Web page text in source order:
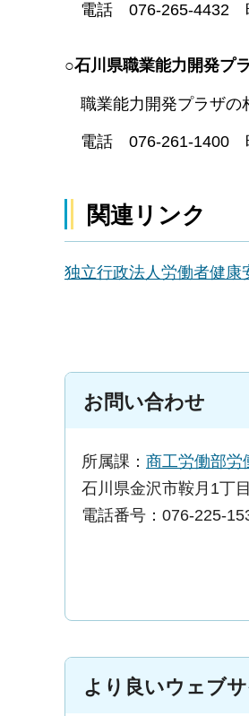
電話 076-265-4432 時
○石川県職業能力開発プ
職業能力開発プラザの
電話 076-261-1400 時
関連リンク
独立行政法人労働者健康
お問い合わせ
所属課： 商工労働部
石川県金沢市鞍月1丁
電話番号：076-225-
より良いウェブ